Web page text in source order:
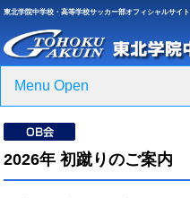
東北学院中学校・高等学校サッカー部オフィシャルサイト
Menu Open
2026年 初蹴りのご案内